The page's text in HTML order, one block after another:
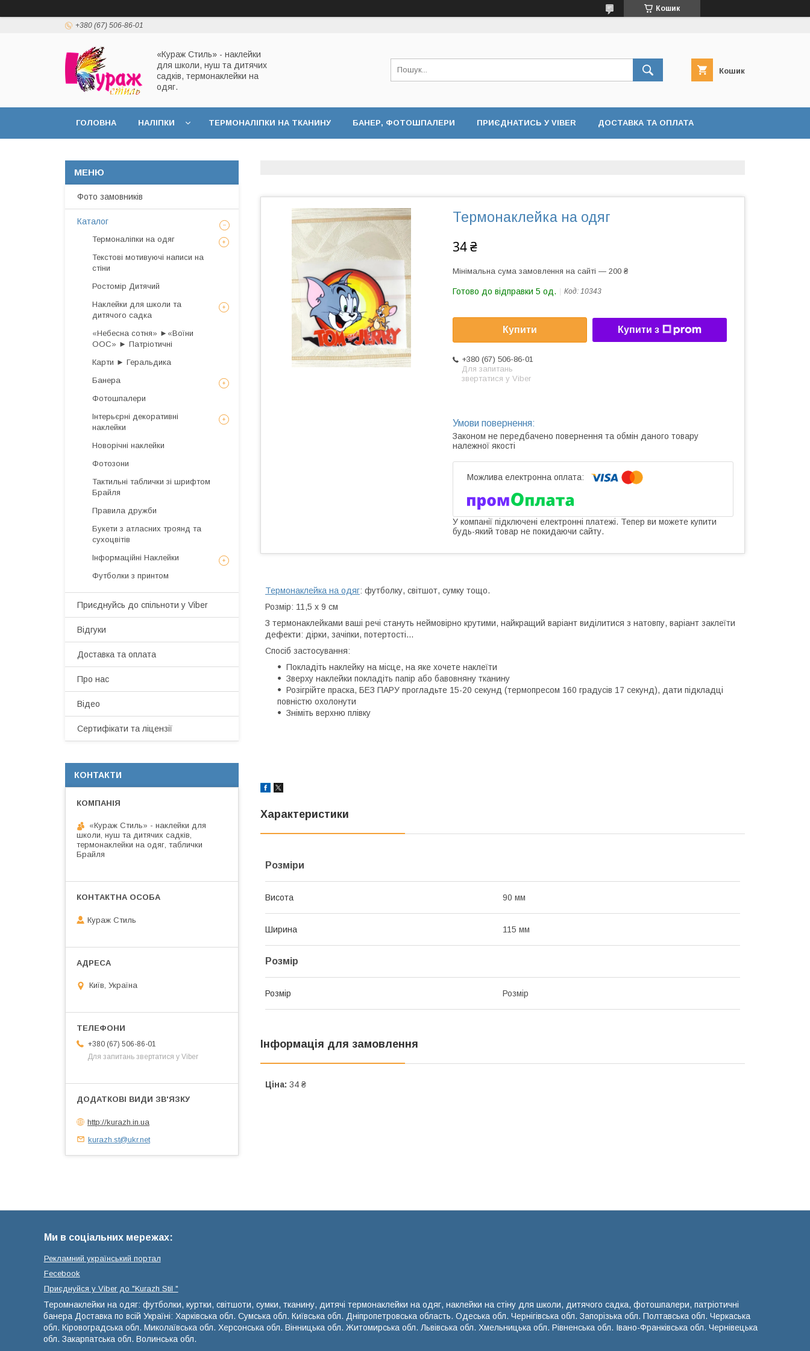
Кошик
+380 (67) 506-86-01
«Кураж Стиль» - наклейки
для школи, нуш та дитячих
садків, термонаклейки на
одяг.
Кошик
ГОЛОВНА НАЛІПКИ ТЕРМОНАЛІПКИ НА ТКАНИНУ БАНЕР, ФОТОШПАЛЕРИ ПРИЄДНАТИСЬ У VIBER ДОСТАВКА ТА ОПЛАТА
Термонаклейка на одяг
34 ₴
Мінімальна сума замовлення на сайті — 200 ₴
Готово до відправки 5 од. Код: 10343
Купити Купити з
+380 (67) 506-86-01
Для запитань
звертатися у Viber
Законом не передбачено повернення та обмін даного товару
належної якості
У компанії підключені електронні платежі. Тепер ви можете купити
будь-який товар не покидаючи сайту.
Термонаклейка на одяг: футболку, світшот, сумку тощо.
Розмір: 11,5 х 9 см
З термонаклейками ваші речі стануть неймовірно крутими, найкращий варіант виділитися з натовпу, варіант заклеїти
дефекти: дірки, зачіпки, потертості...
Спосіб застосування:
Покладіть наклейку на місце, на яке хочете наклеїти
Зверху наклейки покладіть папір або бавовняну тканину
Розігрійте праска, БЕЗ ПАРУ прогладьте 15-20 секунд (термопресом 160 градусів 17 секунд), дати підкладці
повністю охолонути
Зніміть верхню плівку
Характеристики
Розміри
Висота 90 мм
Ширина 115 мм
Розмір
Розмір Розмір
Інформація для замовлення
Ціна: 34 ₴
Фото замовників
Каталог
Термоналіпки на одяг
Текстові мотивуючі написи на
стіни
Ростомір Дитячий
Наклейки для школи та
дитячого садка
«Небесна сотня» ►«Воїни
ООС» ► Патріотичні
Карти ► Геральдика
Банера
Фотошпалери
Інтерьєрні декоративні
наклейки
Новорічні наклейки
Фотозони
Тактильні таблички зі шрифтом
Брайля
Правила дружби
Букети з атласних троянд та
сухоцвітів
Інформаційні Наклейки
Футболки з принтом
Приєднуйсь до спільноти у Viber
Відгуки
Доставка та оплата
Про нас
Відео
Сертифікати та ліцензії
КОНТАКТИ
«Кураж Стиль» - наклейки для
школи, нуш та дитячих садків,
термонаклейки на одяг, таблички
Брайля
Кураж Стиль
Київ, Україна
+380 (67) 506-86-01
Для запитань звертатися у Viber
http://kurazh.in.ua
kurazh.st@ukr.net
Ми в соціальних мережах:
Рекламний український портал
Fecebook
Приєднуйся у Viber до ⁨"Kurazh Stil "
Теромнаклейки на одяг: футболки, куртки, світшоти, сумки, тканину, дитячі термонаклейки на одяг, наклейки на стіну для школи, дитячого садка, фотошпалери, патріотичні
банера Доставка по всій Україні: Харківська обл. Сумська обл. Київська обл. Дніпропетровська область. Одеська обл. Чернігівська обл. Запорізька обл. Полтавська обл. Черкаська
обл. Кіровоградська обл. Миколаївська обл. Херсонська обл. Вінницька обл. Житомирська обл. Львівська обл. Хмельницька обл. Рівненська обл. Івано-Франківська обл. Чернівецька
обл. Закарпатська обл. Волинська обл.